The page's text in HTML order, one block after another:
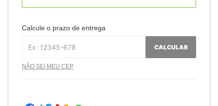
Calcule o prazo de entrega
CALCULAR
NÃO SEI MEU CEP